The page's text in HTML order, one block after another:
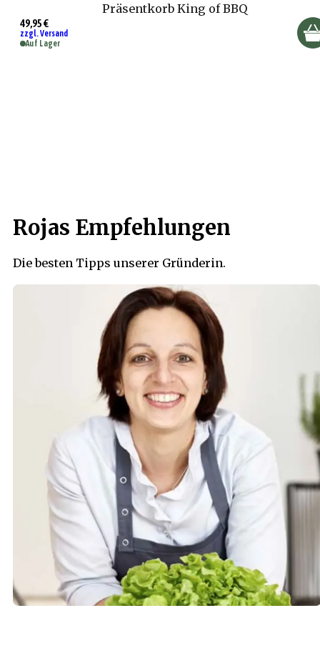
Präsentkorb King of BBQ
49,95 €
zzgl. Versand
Auf Lager
Rojas Empfehlungen
Die besten Tipps unserer Gründerin.